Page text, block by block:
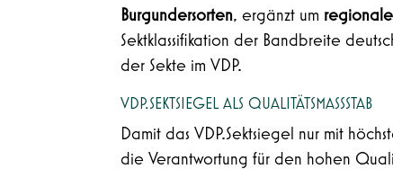
Burgundersorten, ergänzt um regionale
Sektklassifikation der Bandbreite
der Sekte im VDP.
VDP.SEKTSIEGEL ALS QUALITÄTSMASSSTAB
Damit das VDP.Sektsiegel nur mit
die Verantwortung für den hohen